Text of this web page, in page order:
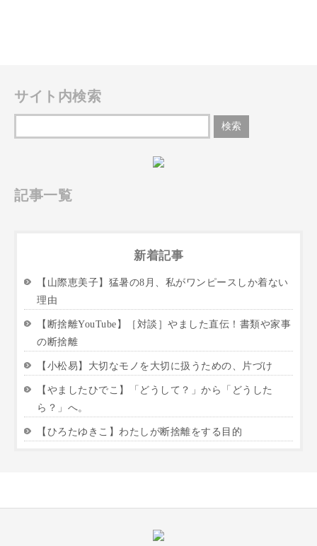
サイト内検索
記事一覧
新着記事
【山際恵美子】猛暑の8月、私がワンピースしか着ない
理由
【断捨離YouTube】［対談］やました直伝！書類や家事
の断捨離
【小松易】大切なモノを大切に扱うための、片づけ
【やましたひでこ】「どうして？」から「どうした
ら？」へ。
【ひろたゆきこ】わたしが断捨離をする目的